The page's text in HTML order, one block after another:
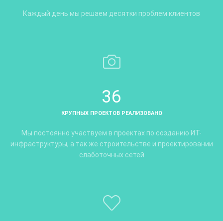
Каждый день мы решаем десятки проблем клиентов
36
КРУПНЫХ ПРОЕКТОВ РЕАЛИЗОВАНО
Мы постоянно участвуем в проектах по созданию ИТ-
инфраструктуры, а так же строительстве и проектировании
слаботочных сетей